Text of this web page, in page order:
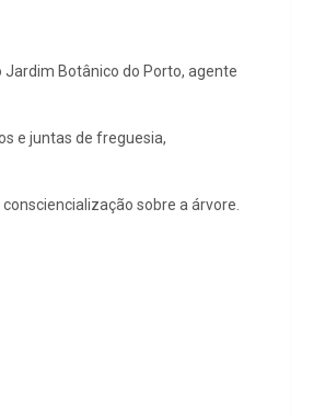
Jardim Botânico do Porto, agente
e juntas de freguesia,
sobre a árvore.